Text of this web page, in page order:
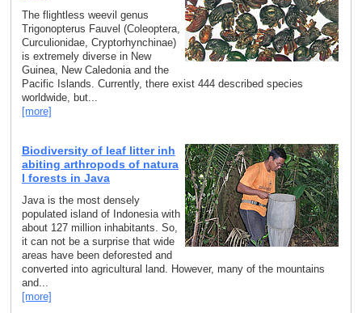
The flightless weevil genus
Trigonopterus Fauvel (Coleoptera,
Curculionidae, Cryptorhynchinae)
is extremely diverse in New
Guinea, New Caledonia and the
Pacific Islands. Currently, there exist 444 described species
worldwide, but...
[more]
Biodiversity of leaf litter inh
abiting arthropods of natura
l forests in Java
Java is the most densely
populated island of Indonesia with
about 127 million inhabitants. So,
it can not be a surprise that wide
areas have been deforested and
converted into agricultural land. However, many of the mountains
and...
[more]